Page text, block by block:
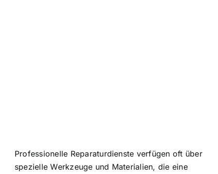
Professionelle Reparaturdienste verfügen oft über
spezielle Werkzeuge und Materialien, die eine